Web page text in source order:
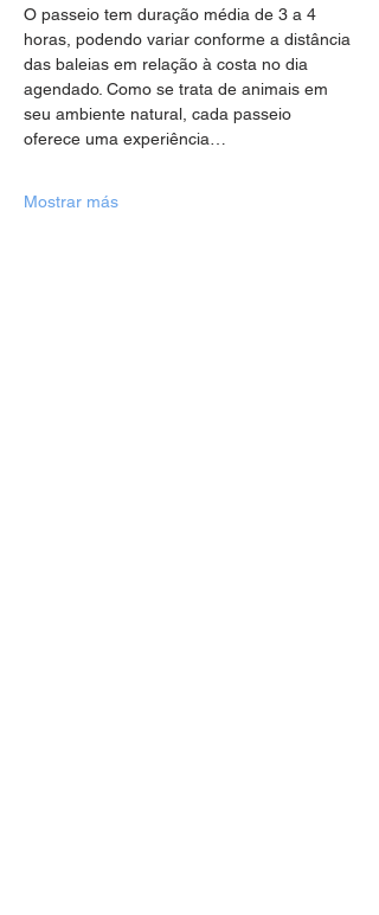
O passeio tem duração média de 3 a 4
horas, podendo variar conforme a distância
das baleias em relação à costa no dia
agendado. Como se trata de animais em
seu ambiente natural, cada passeio
oferece uma experiência…
Mostrar más